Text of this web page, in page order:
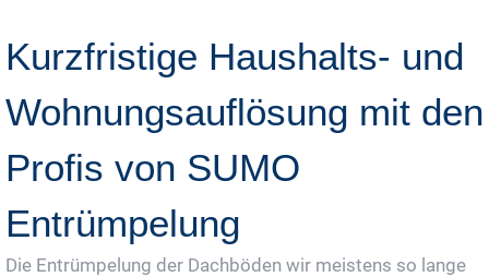
Kurzfristige Haushalts- und
Wohnungsauflösung mit den
Profis von SUMO
Entrümpelung
Die Entrümpelung der Dachböden wir meistens so lange